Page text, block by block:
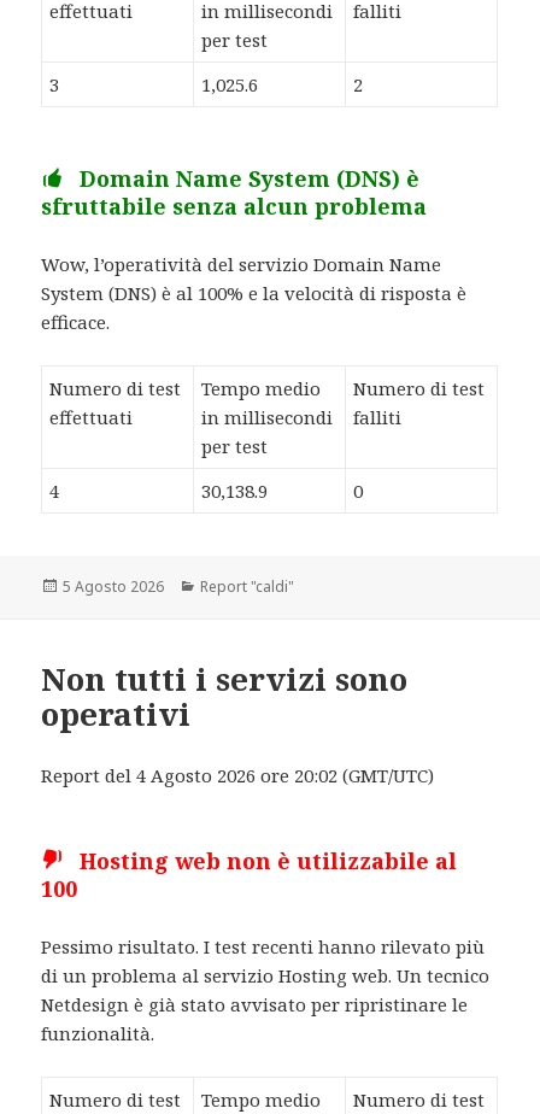
effettuati
in millisecondi
per test
falliti
3 1,025.6 2
Domain Name System (DNS) è
sfruttabile senza alcun problema
Wow, l’operatività del servizio Domain Name
System (DNS) è al 100% e la velocità di risposta è
efficace.
Numero di test
effettuati
Tempo medio
in millisecondi
per test
Numero di test
falliti
4 30,138.9 0
Scritto
5 Agosto 2026 Categorie
Report "caldi"
Non tutti i servizi sono
operativi
Report del 4 Agosto 2026 ore 20:02 (GMT/UTC)
Hosting web non è utilizzabile al
100
Pessimo risultato. I test recenti hanno rilevato più
di un problema al servizio Hosting web. Un tecnico
Netdesign è già stato avvisato per ripristinare le
funzionalità.
Numero di test Tempo medio Numero di test